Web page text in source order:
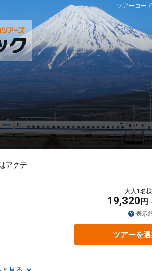
ツアーコー
アクテ
大人1名
19,320 円
表示
ツアーを